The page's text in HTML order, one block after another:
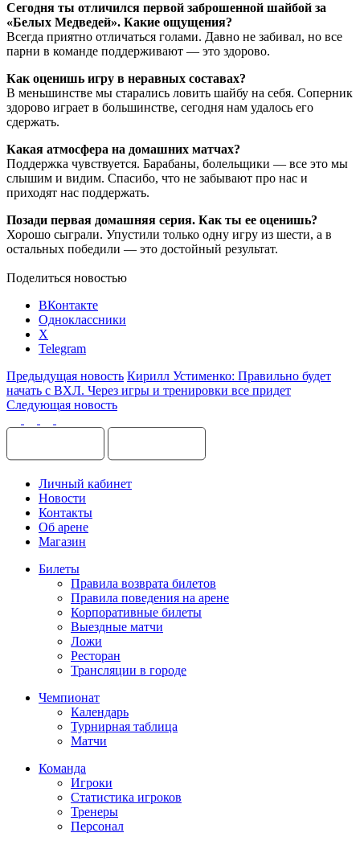
Сегодня ты отличился первой заброшенной шайбой за
«Белых Медведей». Какие ощущения?
Всегда приятно отличаться голами. Давно не забивал, но все
парни в команде поддерживают ― это здорово.
Как оценишь игру в неравных составах?
В меньшинстве мы старались ловить шайбу на себя. Соперник
здорово играет в большинстве, сегодня нам удалось его
сдержать.
Какая атмосфера на домашних матчах?
Поддержка чувствуется. Барабаны, болельщики ― все это мы
слышим и видим. Спасибо, что не забывают про нас и
приходят нас поддержать.
Позади первая домашняя серия. Как ты ее оценишь?
Хорошо сыграли. Упустили только одну игру из шести, а в
остальных победили ― это достойный результат.
Поделиться новостью
ВКонтакте
Одноклассники
X
Telegram
Предыдущая новость Кирилл Устименко: Правильно будет
начать с ВХЛ. Через игры и тренировки все придет
Следующая новость
Личный кабинет
Новости
Контакты
Об арене
Магазин
Билеты
Правила возврата билетов
Правила поведения на арене
Корпоративные билеты
Выездные матчи
Ложи
Ресторан
Трансляции в городе
Чемпионат
Календарь
Турнирная таблица
Матчи
Команда
Игроки
Статистика игроков
Тренеры
Персонал